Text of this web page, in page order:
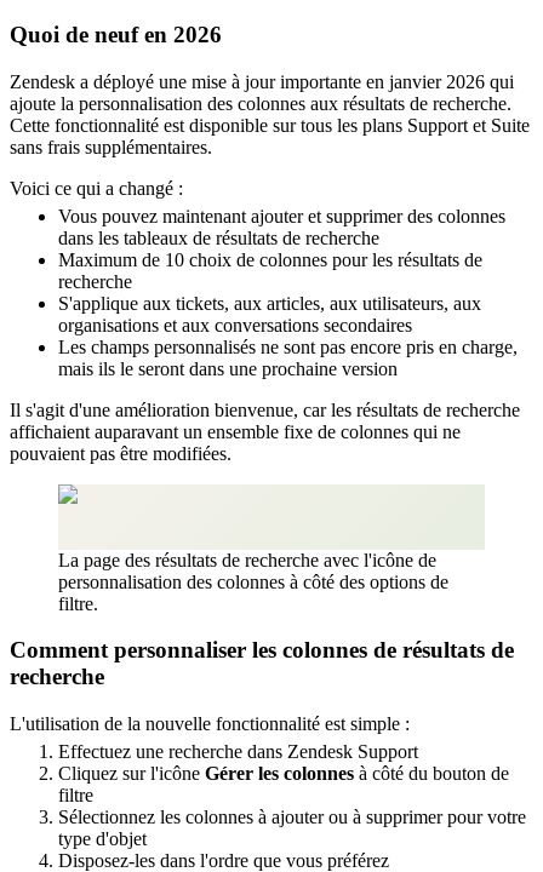
Quoi de neuf en 2026
Zendesk a déployé une mise à jour importante en janvier 2026 qui
ajoute la personnalisation des colonnes aux résultats de recherche.
Cette fonctionnalité est disponible sur tous les plans Support et Suite
sans frais supplémentaires.
Voici ce qui a changé :
Vous pouvez maintenant ajouter et supprimer des colonnes
dans les tableaux de résultats de recherche
Maximum de 10 choix de colonnes pour les résultats de
recherche
S'applique aux tickets, aux articles, aux utilisateurs, aux
organisations et aux conversations secondaires
Les champs personnalisés ne sont pas encore pris en charge,
mais ils le seront dans une prochaine version
Il s'agit d'une amélioration bienvenue, car les résultats de recherche
affichaient auparavant un ensemble fixe de colonnes qui ne
pouvaient pas être modifiées.
La page des résultats de recherche avec l'icône de
personnalisation des colonnes à côté des options de
filtre.
Comment personnaliser les colonnes de résultats de
recherche
L'utilisation de la nouvelle fonctionnalité est simple :
Effectuez une recherche dans Zendesk Support
Cliquez sur l'icône Gérer les colonnes à côté du bouton de
filtre
Sélectionnez les colonnes à ajouter ou à supprimer pour votre
type d'objet
Disposez-les dans l'ordre que vous préférez